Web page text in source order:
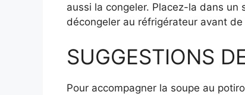
aussi la congeler. Placez-la dans un
décongeler au réfrigérateur avant
SUGGESTIONS
Pour accompagner la soupe au